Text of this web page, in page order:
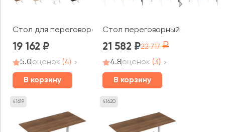
Стол для переговоров (1800*900*750) 2МТП.001 СТИЛЬ
19 162
5.0оценок (4)
В корзину
Стол переговорный (1
21 582 22 717
4.8оценок (3)
В корзину
41619 41620